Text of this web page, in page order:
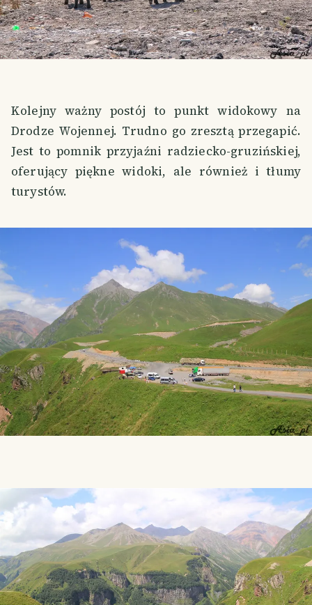
Kolejny ważny postój to punkt widokowy na
Drodze Wojennej. Trudno go zresztą przegapić.
Jest to pomnik przyjaźni radziecko-gruzińskiej,
oferujący piękne widoki, ale również i tłumy
turystów.